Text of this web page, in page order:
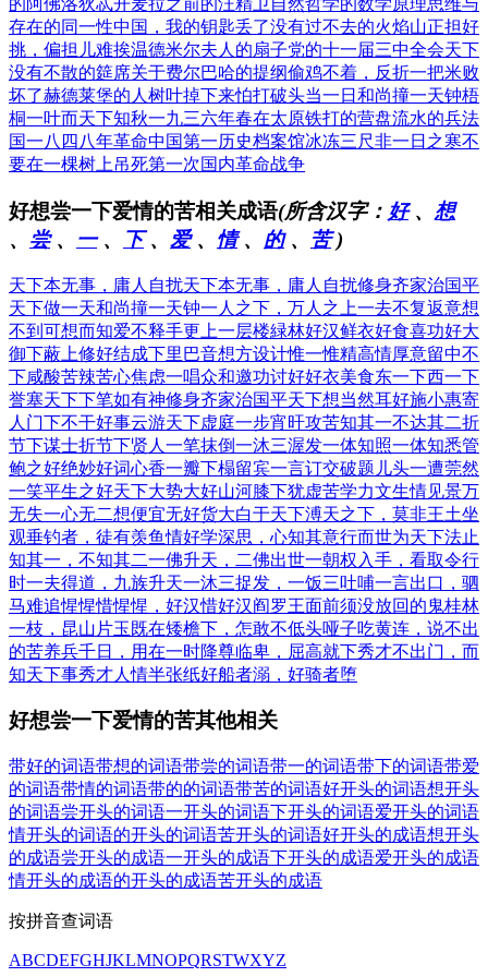
的阿佛洛狄忒开麦拉之前的汪精卫 自然哲学的数学原理思维与
存在的同一性中国，我的钥匙丢了没有过不去的火焰山正担好
挑，偏担儿难挨温德米尔夫人的扇子党的十一届三中全会天下
没有不散的筵席关于费尔巴哈的提纲偷鸡不着，反折一把米败
坏了赫德莱堡的人 树叶掉下来怕打破头当一日和尚撞一天钟梧
桐一叶而天下知秋一九三六年春在太原铁打的营盘流水的兵法
国一八四八年革命中国第一历史档案馆冰冻三尺非一日之寒不
要在一棵树上吊死第一次国内革命战争
好想尝一下爱情的苦相关成语(所含汉字： 好、 想
、 尝、 一、 下、 爱、 情、 的、 苦)
天下本无事，庸人自扰天下本无事，庸人自扰修身齐家治国平
天下做一天和尚撞一天钟一人之下，万人之上一去不复返意想
不到 可想而知爱不释手更上一层楼緑林好汉鲜衣好食喜功好大
御下蔽上修好结成下里巴音想方设计惟一惟精高情厚意留中不
下咸酸苦辣苦心焦虑一唱众和邀功讨好好衣美食东一下西一下
誉塞天下下笔如有神修身齐家治国平天下想当然耳好施小惠寄
人门下不干好事云游天下虚庭一步宵旰攻苦知其一不达其二折
节下谋士折节下贤人 一笔抹倒一沐三渥发一体知照一体知悉管
鲍之好绝妙好词心香一瓣下榻留宾一言订交破题儿头一遭莞然
一笑平生之好天下大势大好山河膝下犹虚苦学力文生情见景万
无失一心无二想便宜无好货大白于天下溥天之下，莫非王土坐
观垂钓者，徒有羡鱼情好学深思，心知其意行而世为天下法止
知其一，不知其二一佛升天，二佛出世一朝权入手，看取令行
时一夫得道，九族升天一沐三捉发，一饭三吐哺一言出口，驷
马难追惺惺惜惺惺，好汉惜好汉阎罗王面前须没放回的鬼桂林
一枝，昆山片玉 既在矮檐下，怎敢不低头哑子吃黄连，说不出
的苦养兵千日，用在一时降尊临卑，屈高就下秀才不出门，而
知天下事秀才人情半张纸好船者溺，好骑者堕
好想尝一下爱情的苦其他相关
带好的词语带想的词语带尝的词语带一的词语带下的词语带爱
的词语带情的词语带的的词语带苦的词语好开头的词语想开头
的词语尝开头的词语一开头的词语下开头的词语爱开头的词语
情开头的词语的开头的词语苦开头的词语好开头的成语想开头
的成语尝开头的成语一开头的成语下开头的成语爱开头的成语
情开头的成语的开头的成语苦开头的成语
按拼音查词语
ABCDEFGHJKLMNOPQRSTWXYZ